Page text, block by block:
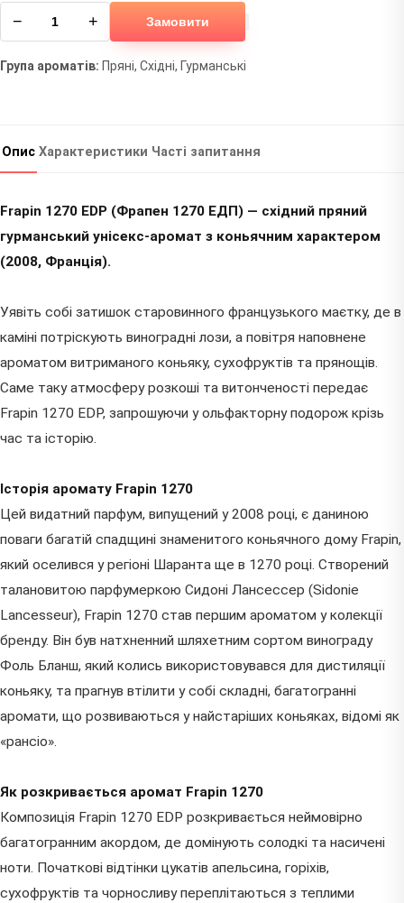
− + Замовити
Група ароматів: Пряні, Східні, Гурманські
Опис Характеристики Часті запитання
Frapin 1270 EDP (Фрапен 1270 ЕДП) — східний пряний
гурманський унісекс-аромат з коньячним характером
(2008, Франція).
Уявіть собі затишок старовинного французького маєтку, де в
каміні потріскують виноградні лози, а повітря наповнене
ароматом витриманого коньяку, сухофруктів та прянощів.
Саме таку атмосферу розкоші та витонченості передає
Frapin 1270 EDP, запрошуючи у ольфакторну подорож крізь
час та історію.
Історія аромату Frapin 1270
Цей видатний парфум, випущений у 2008 році, є даниною
поваги багатій спадщині знаменитого коньячного дому Frapin,
який оселився у регіоні Шаранта ще в 1270 році. Створений
талановитою парфумеркою Сидоні Лансессер (Sidonie
Lancesseur), Frapin 1270 став першим ароматом у колекції
бренду. Він був натхненний шляхетним сортом винограду
Фоль Бланш, який колись використовувався для дистиляції
коньяку, та прагнув втілити у собі складні, багатогранні
аромати, що розвиваються у найстаріших коньяках, відомі як
«рансіо».
Як розкривається аромат Frapin 1270
Композиція Frapin 1270 EDP розкривається неймовірно
багатогранним акордом, де домінують солодкі та насичені
ноти. Початкові відтінки цукатів апельсина, горіхів,
сухофруктів та чорносливу переплітаються з теплими